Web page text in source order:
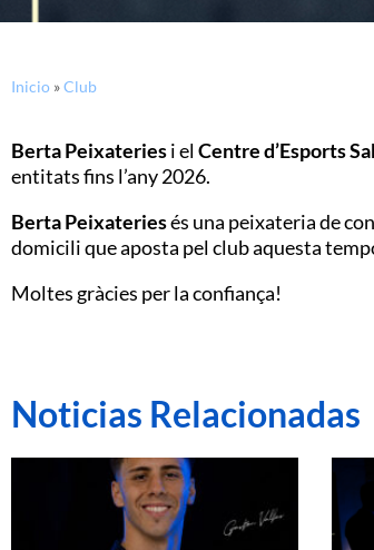
Inicio »Club
Berta Peixateriesi elCentre d’Esports
entitats fins l’any 2026.
Berta Peixateriesés una peixateria de
domicili que aposta pel club aquesta
Moltes gràcies per la confiança!
Noticias Relacionadas